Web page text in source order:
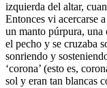
izquierda del altar,
Entonces vi acercarse
un manto púrpura, una
el pecho y se cruzaba
sonriendo y
‘corona’ (esto es,
sol y eran tan blancas